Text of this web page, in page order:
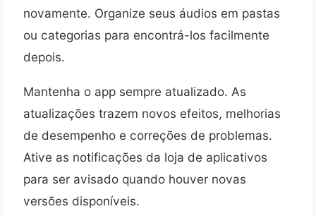
novamente. Organize seus áudios em pastas
ou categorias para encontrá-los facilmente
depois.
Mantenha o app sempre atualizado. As
atualizações trazem novos efeitos, melhorias
de desempenho e correções de problemas.
Ative as notificações da loja de aplicativos
para ser avisado quando houver novas
versões disponíveis.